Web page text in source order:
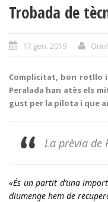
Trobada de
17 gen. 2019
Complicitat, bon rotllo i
Peralada han atès els
gust per la pilota i que
La prèvia de
«És un partit d’una
diumenge hem de